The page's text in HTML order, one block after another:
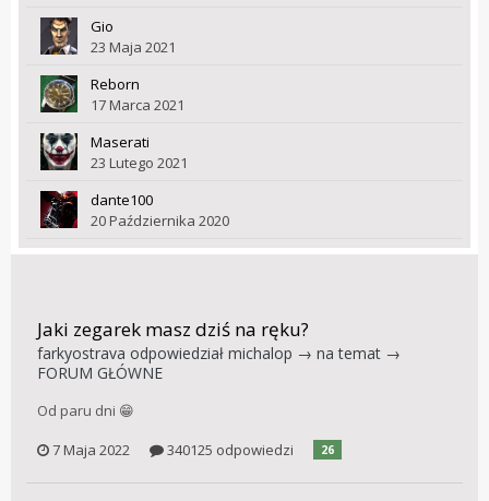
Gio
23 Maja 2021
Reborn
17 Marca 2021
Maserati
23 Lutego 2021
dante100
20 Października 2020
Jaki zegarek masz dziś na ręku?
farkyostrava odpowiedział michalop → na temat →
FORUM GŁÓWNE
Od paru dni 😁
7 Maja 2022
340125 odpowiedzi 26